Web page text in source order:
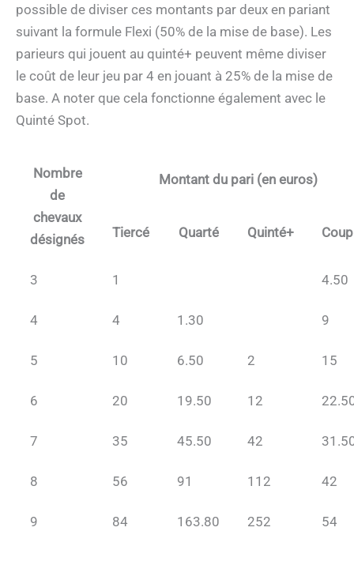
possible de diviser ces montants par deux en pariant
suivant la formule Flexi (50% de la mise de base). Les
parieurs qui jouent au quinté+ peuvent même diviser
le coût de leur jeu par 4 en jouant à 25% de la mise de
base. A noter que cela fonctionne également avec le
Quinté Spot.
Nombre
de
chevaux
désignés
Montant du pari (en euros)
Tiercé Quarté Quinté+
3 1 4.50
4 4 1.30 9
5 10 6.50 2 15
6 20 19.50 12
7 35 45.50 42
8 56 91 112 42
9 84 163.80 252 54